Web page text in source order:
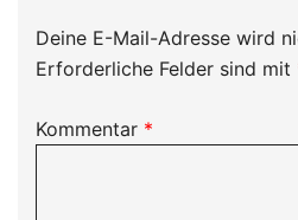
Deine E-Mail-Adresse wird
Erforderliche Felder sind mit
Kommentar *